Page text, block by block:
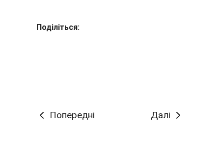
Поділіться:
Попередні Далі